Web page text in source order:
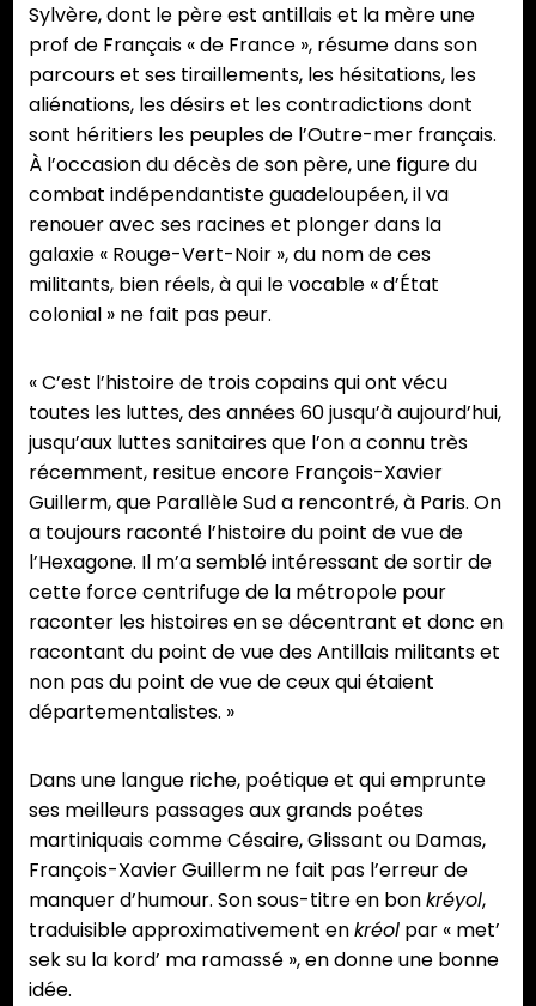
Sylvère, dont le père est antillais et la mère une
prof de Français « de France », résume dans son
parcours et ses tiraillements, les hésitations, les
aliénations, les désirs et les contradictions dont
sont héritiers les peuples de l’Outre-mer français.
À l’occasion du décès de son père, une figure du
combat indépendantiste guadeloupéen, il va
renouer avec ses racines et plonger dans la
galaxie « Rouge-Vert-Noir », du nom de ces
militants, bien réels, à qui le vocable « d’État
colonial » ne fait pas peur.
« C’est l’histoire de trois copains qui ont vécu
toutes les luttes, des années 60 jusqu’à aujourd’hui,
jusqu’aux luttes sanitaires que l’on a connu très
récemment, resitue encore François-Xavier
Guillerm, que Parallèle Sud a rencontré, à Paris. On
a toujours raconté l’histoire du point de vue de
l’Hexagone. Il m’a semblé intéressant de sortir de
cette force centrifuge de la métropole pour
raconter les histoires en se décentrant et donc en
racontant du point de vue des Antillais militants et
non pas du point de vue de ceux qui étaient
départementalistes. »
Dans une langue riche, poétique et qui emprunte
ses meilleurs passages aux grands poétes
martiniquais comme Césaire, Glissant ou Damas,
François-Xavier Guillerm ne fait pas l’erreur de
manquer d’humour. Son sous-titre en bonkréyol,
traduisible approximativement enkréol par « met’
sek su la kord’ ma ramassé », en donne une bonne
idée.